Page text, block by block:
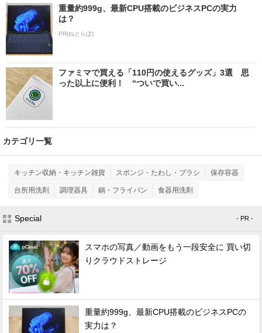
重量約999g、最新CPU搭載のビジネスPCの実力
は？
PR(ねとらぼ)
ファミマで買える「110円の使えるグッズ」3選 思
った以上に便利！ “ついで買い...
カテゴリ一覧
キッチン収納・キッチン雑貨 スポンジ・たわし・ブラシ 保存容器
台所用洗剤 調理器具 鍋・フライパン 食器用洗剤
Special - PR -
スマホの写真／動画をもう一段安全に 買い切
りクラウドストレージ
重量約999g、最新CPU搭載のビジネスPCの
実力は？